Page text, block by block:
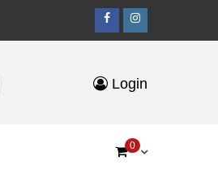
Facebook
Login
0